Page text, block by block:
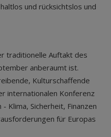
und rücksichtslos und
traditionelle Auftakt des
anberaumt ist.
Kulturschaffende
internationalen Konferenz
Klima, Sicherheit, Finanzen
für Europas